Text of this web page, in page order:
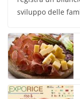
sviluppo delle